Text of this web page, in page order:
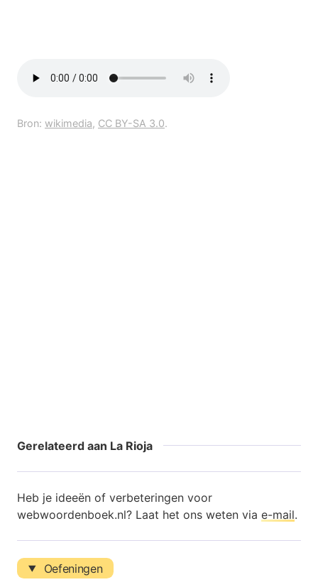
Bron: wikimedia, CC BY-SA 3.0.
Gerelateerd aan La Rioja
Heb je ideeën of verbeteringen voor
webwoordenboek.nl? Laat het ons weten via e-mail.
Oefeningen